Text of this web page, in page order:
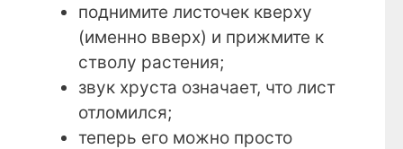
поднимите листочек кверху
(именно вверх) и прижмите к
стволу растения;
звук хруста означает, что лист
отломился;
теперь его можно просто